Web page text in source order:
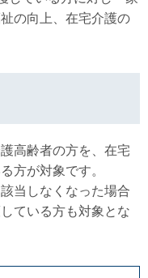
の向上、在宅介護の
高齢者の方を、在宅
方が対象です。
当しなくなった場合
ている方も対象とな